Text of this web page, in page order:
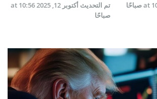
تم التحديث
أكتوبر 12, 2025 at 10:56
صباحًا